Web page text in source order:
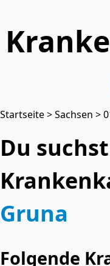
Startseite>Sachsen >
Du
Gruna
Folgende